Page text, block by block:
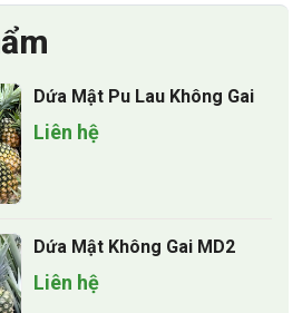
Dứa Mật Pu Lau Không Gai
Liên hệ
Dứa Mật Không Gai MD2
Liên hệ